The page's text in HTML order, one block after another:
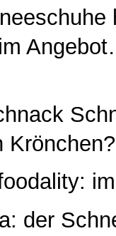
Krönchen?
der